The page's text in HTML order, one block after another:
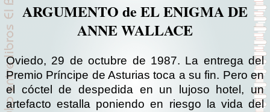
ARGUMENTO de EL ENIGMA DE
ANNE WALLACE
Oviedo, 29 de octubre de 1987. La entrega del
Premio Príncipe de Asturias toca a su fin. Pero en
el cóctel de despedida en un lujoso hotel, un
artefacto estalla poniendo en riesgo la vida del